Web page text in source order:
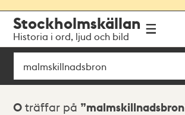
navigationen
huvudinnehållet
Stockholmskällan
Historia i ord, ljud och bild
Sök
Sökresultat
0 träffar på malmskillnadsbron